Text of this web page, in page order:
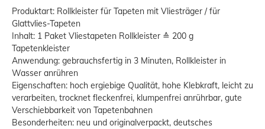
Produktart: Rollkleister für Tapeten mit Vliesträger / für
Glattvlies-Tapeten
Inhalt: 1 Paket Vliestapeten Rollkleister ≙ 200 g
Tapetenkleister
Anwendung: gebrauchsfertig in 3 Minuten, Rollkleister in
Wasser anrühren
Eigenschaften: hoch ergiebige Qualität, hohe Klebkraft, leicht zu
verarbeiten, trocknet fleckenfrei, klumpenfrei anrührbar, gute
Verschiebbarkeit von Tapetenbahnen
Besonderheiten: neu und originalverpackt, deutsches